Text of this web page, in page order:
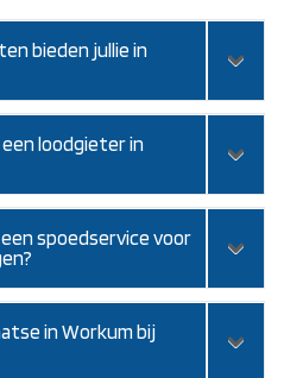
bieden jullie in
loodgieter in
spoedservice voor
in Workum bij